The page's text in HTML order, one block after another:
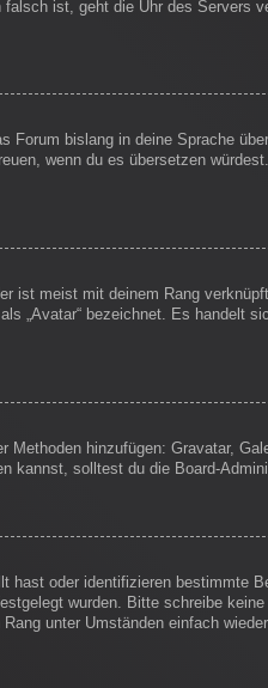
ist, geht die Uhr des Servers
bislang in deine Sprache
wenn du es übersetzen
ist meist mit deinem Rang
„Avatar“ bezeichnet. Es handelt
hinzufügen: Gravatar,
kannst, solltest du die Board-
oder identifizieren bestimmte
wurden. Bitte schreibe
unter Umständen einfach